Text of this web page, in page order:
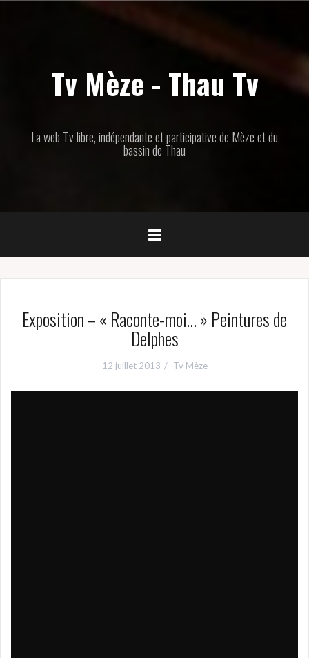
Tv Mèze - Thau Tv
La web Tv libre, indépendante et participative de Mèze et du
bassin de Thau
Exposition – « Raconte-moi… » Peintures de
Delphes
12 juillet 2013 Tv Mèze